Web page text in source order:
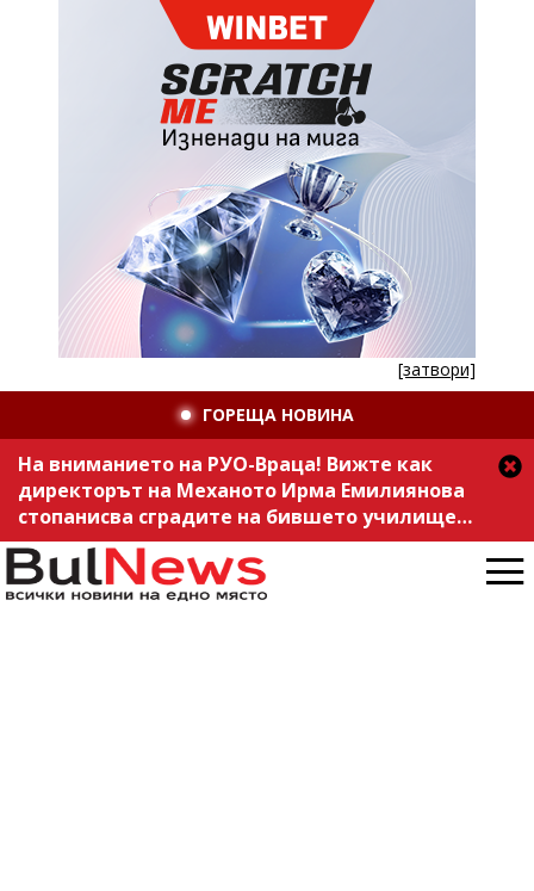
[затвори]
ГОРЕЩА НОВИНА
На вниманието на РУО-Враца! Вижте как
директорът на Механото Ирма Емилиянова
стопанисва сградите на бившето училище
„Антон Иванов“, ситуацията е скандална /
снимки/